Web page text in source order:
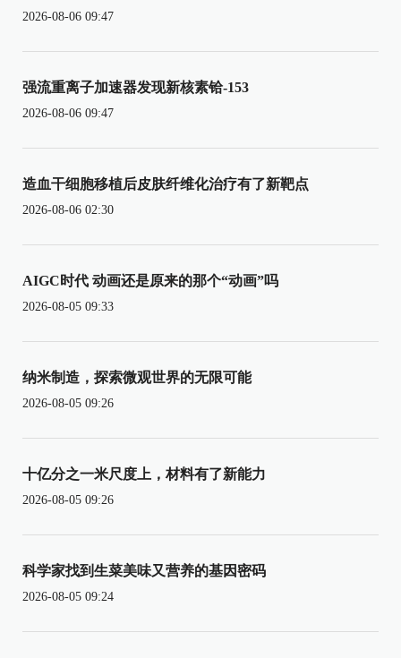
2026-08-06 09:47
强流重离子加速器发现新核素铪-153
2026-08-06 09:47
造血干细胞移植后皮肤纤维化治疗有了新靶点
2026-08-06 02:30
AIGC时代 动画还是原来的那个“动画”吗
2026-08-05 09:33
纳米制造，探索微观世界的无限可能
2026-08-05 09:26
十亿分之一米尺度上，材料有了新能力
2026-08-05 09:26
科学家找到生菜美味又营养的基因密码
2026-08-05 09:24